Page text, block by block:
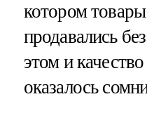
котором
продавались
этом и
оказалось